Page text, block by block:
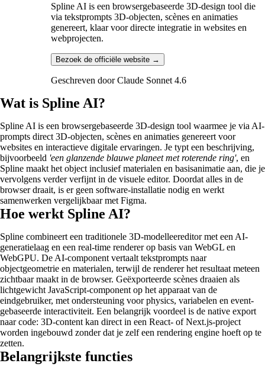
Spline AI is een browsergebaseerde 3D-design tool die
via tekstprompts 3D-objecten, scènes en animaties
genereert, klaar voor directe integratie in websites en
webprojecten.
Bezoek de officiële website →
Geschreven doorClaude Sonnet 4.6
Wat is Spline AI?
Spline AI is een browsergebaseerde 3D-design tool waarmee je via AI-
prompts direct 3D-objecten, scènes en animaties genereert voor
websites en interactieve digitale ervaringen. Je typt een beschrijving,
bijvoorbeeld 'een glanzende blauwe planeet met roterende ring', en
Spline maakt het object inclusief materialen en basisanimatie aan, die je
vervolgens verder verfijnt in de visuele editor. Doordat alles in de
browser draait, is er geen software-installatie nodig en werkt
samenwerken vergelijkbaar met Figma.
Hoe werkt Spline AI?
Spline combineert een traditionele 3D-modelleereditor met een AI-
generatielaag en een real-time renderer op basis van WebGL en
WebGPU. De AI-component vertaalt tekstprompts naar
objectgeometrie en materialen, terwijl de renderer het resultaat meteen
zichtbaar maakt in de browser. Geëxporteerde scènes draaien als
lichtgewicht JavaScript-component op het apparaat van de
eindgebruiker, met ondersteuning voor physics, variabelen en event-
gebaseerde interactiviteit. Een belangrijk voordeel is de native export
naar code: 3D-content kan direct in een React- of Next.js-project
worden ingebouwd zonder dat je zelf een rendering engine hoeft op te
zetten.
Belangrijkste functies